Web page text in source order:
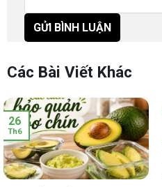
Các Bài Viết Khác
26
Th6